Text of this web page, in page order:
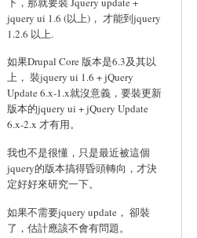
jquery ui 1.6 (以上)， 才能到jquery
1.2.6 以上.
如果Drupal Core 版本是6.3及其以
上， 裝jquery ui 1.6 + jQuery
Update 6.x-1.x就沒意義，要裝更新
版本的jquery ui + jQuery Update
6.x-2.x 才有用。
我也不是很懂，只是最近被這個
jquery的版本搞得昏頭轉向，才決
定好好來研究一下。
如果不需要jquery update， 卻裝
了，估計應該不會有問題。